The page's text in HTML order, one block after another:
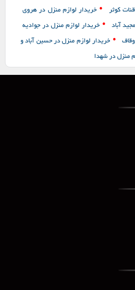
کوثر • خریدار لوازم منزل در هروی
آباد • خریدار لوازم منزل در جوادیه
• خریدار لوازم منزل در حسین آباد و
منزل در شهدا